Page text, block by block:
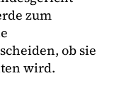
zum
ob sie
wird.